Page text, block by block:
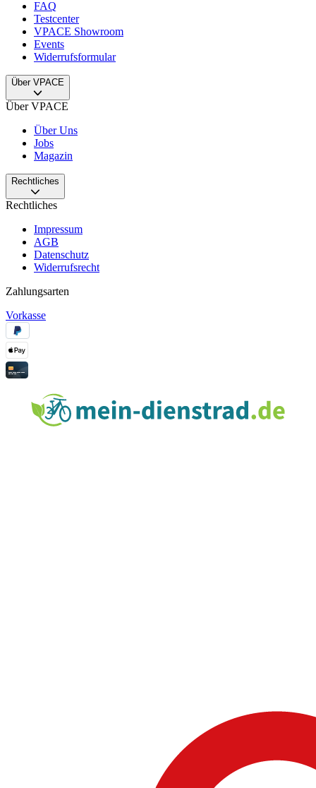
FAQ
Testcenter
VPACE Showroom
Events
Widerrufsformular
Über VPACE
Über VPACE
Über Uns
Jobs
Magazin
Rechtliches
Rechtliches
Impressum
AGB
Datenschutz
Widerrufsrecht
Zahlungsarten
Vorkasse